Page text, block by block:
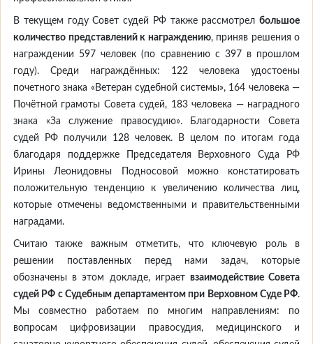
В текущем году Совет судей РФ также рассмотрел большое
количество представлений к награждению, приняв решения о
награждении 597 человек (по сравнению с 397 в прошлом
году). Среди награждённых: 122 человека удостоены
почетного знака «Ветеран судебной системы», 164 человека —
Почётной грамоты Совета судей, 183 человека — наградного
знака «За служение правосудию». Благодарности Совета
судей РФ получили 128 человек. В целом по итогам года
благодаря поддержке Председателя Верховного Суда РФ
Ирины Леонидовны Подносовой можно констатировать
положительную тенденцию к увеличению количества лиц,
которые отмечены ведомственными и правительственными
наградами.
Считаю также важным отметить, что ключевую роль в
решении поставленных перед нами задач, которые
обозначены в этом докладе, играет взаимодействие Совета
судей РФ с Судебным департаментом при Верховном Суде РФ.
Мы совместно работаем по многим направлениям: по
вопросам цифровизации правосудия, медицинского и